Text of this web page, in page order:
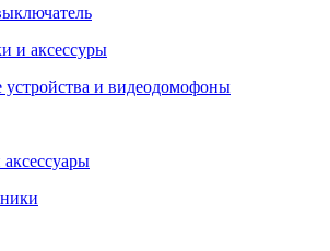
и аксессуры
устройства и видеодомофоны